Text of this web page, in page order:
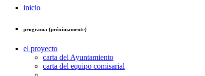
inicio
programa (próximamente)
el proyecto
carta del Ayuntamiento
carta del equipo comisarial